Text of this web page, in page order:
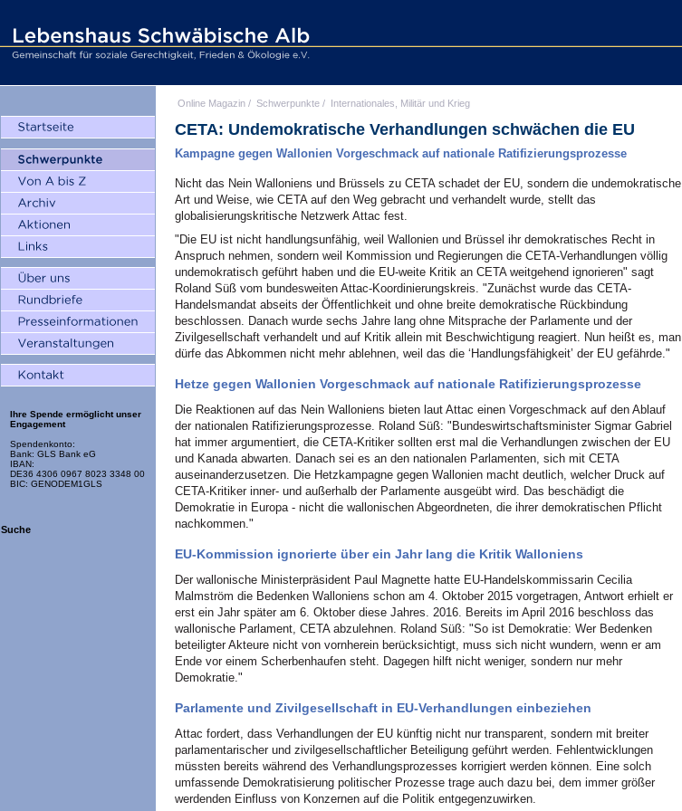
Ihre Spende ermöglicht unser
Engagement
Spendenkonto:
Bank: GLS Bank eG
IBAN:
DE36 4306 0967 8023 3348 00
BIC: GENODEM1GLS
Suche
Online Magazin / Schwerpunkte / Internationales, Militär und Krieg
CETA: Undemokratische Verhandlungen schwächen die EU
Kampagne gegen Wallonien Vorgeschmack auf nationale Ratifizierungsprozesse
Nicht das Nein Walloniens und Brüssels zu CETA schadet der EU, sondern die undemokratische
Art und Weise, wie CETA auf den Weg gebracht und verhandelt wurde, stellt das
globalisierungskritische Netzwerk Attac fest.
"Die EU ist nicht handlungsunfähig, weil Wallonien und Brüssel ihr demokratisches Recht in
Anspruch nehmen, sondern weil Kommission und Regierungen die CETA-Verhandlungen völlig
undemokratisch geführt haben und die EU-weite Kritik an CETA weitgehend ignorieren" sagt
Roland Süß vom bundesweiten Attac-Koordinierungskreis. "Zunächst wurde das CETA-
Handelsmandat abseits der Öffentlichkeit und ohne breite demokratische Rückbindung
beschlossen. Danach wurde sechs Jahre lang ohne Mitsprache der Parlamente und der
Zivilgesellschaft verhandelt und auf Kritik allein mit Beschwichtigung reagiert. Nun heißt es, man
dürfe das Abkommen nicht mehr ablehnen, weil das die ‘Handlungsfähigkeit’ der EU gefährde."
Hetze gegen Wallonien Vorgeschmack auf nationale Ratifizierungsprozesse
Die Reaktionen auf das Nein Walloniens bieten laut Attac einen Vorgeschmack auf den Ablauf
der nationalen Ratifizierungsprozesse. Roland Süß: "Bundeswirtschaftsminister Sigmar Gabriel
hat immer argumentiert, die CETA-Kritiker sollten erst mal die Verhandlungen zwischen der EU
und Kanada abwarten. Danach sei es an den nationalen Parlamenten, sich mit CETA
auseinanderzusetzen. Die Hetzkampagne gegen Wallonien macht deutlich, welcher Druck auf
CETA-Kritiker inner- und außerhalb der Parlamente ausgeübt wird. Das beschädigt die
Demokratie in Europa - nicht die wallonischen Abgeordneten, die ihrer demokratischen Pflicht
nachkommen."
EU-Kommission ignorierte über ein Jahr lang die Kritik Walloniens
Der wallonische Ministerpräsident Paul Magnette hatte EU-Handelskommissarin Cecilia
Malmström die Bedenken Walloniens schon am 4. Oktober 2015 vorgetragen, Antwort erhielt er
erst ein Jahr später am 6. Oktober diese Jahres. 2016. Bereits im April 2016 beschloss das
wallonische Parlament, CETA abzulehnen. Roland Süß: "So ist Demokratie: Wer Bedenken
beteiligter Akteure nicht von vornherein berücksichtigt, muss sich nicht wundern, wenn er am
Ende vor einem Scherbenhaufen steht. Dagegen hilft nicht weniger, sondern nur mehr
Demokratie."
Parlamente und Zivilgesellschaft in EU-Verhandlungen einbeziehen
Attac fordert, dass Verhandlungen der EU künftig nicht nur transparent, sondern mit breiter
parlamentarischer und zivilgesellschaftlicher Beteiligung geführt werden. Fehlentwicklungen
müssten bereits während des Verhandlungsprozesses korrigiert werden können. Eine solch
umfassende Demokratisierung politischer Prozesse trage auch dazu bei, dem immer größer
werdenden Einfluss von Konzernen auf die Politik entgegenzuwirken.